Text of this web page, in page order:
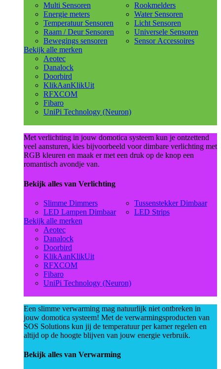
Multi Sensoren
Energie meters
Temperatuur Sensoren
Raam / Deur Sensoren
Bewegings sensoren
Rookmelders
Water Sensoren
Licht Sensoren
Universele Sensoren
Sensor Accessoires
Bekijk alle merken
Aeotec
Danalock
Doorbird
KlikAanKlikUit
RFXCOM
Fibaro
UniPi Technology (Neuron)
Met verlichting in jouw domotica systeem kun je ontzettend
veel aansturen, kies bijvoorbeeld voor dimbare verlichting met
RGB kleuren en maak er met een druk op de knop een
romantisch avondje van.
Bekijk alles van Verlichting
Slimme Dimmers
LED Lampen Dimbaar
Tussenstekker Dimbaar
LED Strips
Bekijk alle merken
Aeotec
Danalock
Doorbird
KlikAanKlikUit
RFXCOM
Fibaro
UniPi Technology (Neuron)
Een slimme verwarming mag natuurlijk niet ontbreken in
jouw domotica systeem! Met de verwarmingsproducten van
SOS Solutions kun jij de temperatuur per kamer regelen en
altijd op de hoogte blijven van jouw energie verbruik.
Bekijk alles van Verwarming